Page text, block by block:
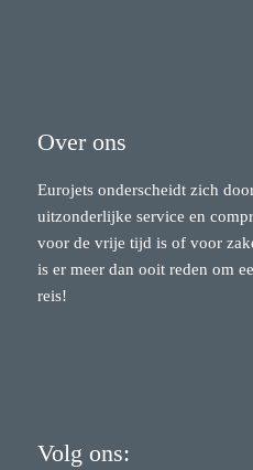
Over ons
Eurojets onderscheidt zich
uitzonderlijke service en
voor de vrije tijd is of voor
is er meer dan ooit reden om
reis!
Volg ons: